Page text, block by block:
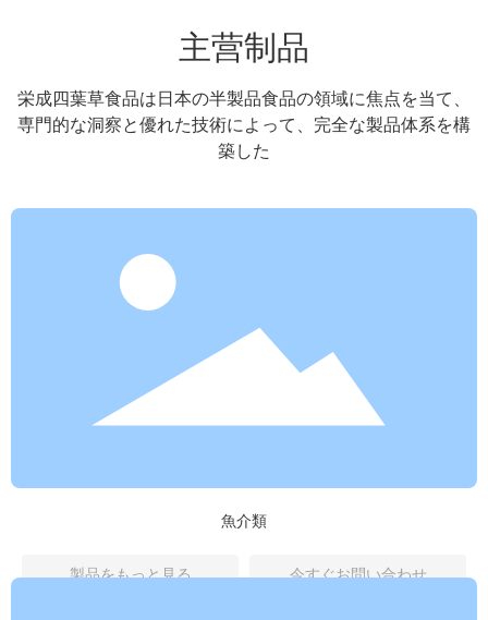
主营制品
栄成四葉草食品は日本の半製品食品の領域に焦点を当て、
専門的な洞察と優れた技術によって、完全な製品体系を構
築した
魚介類
製品をもっと見る 今すぐお問い合わせ